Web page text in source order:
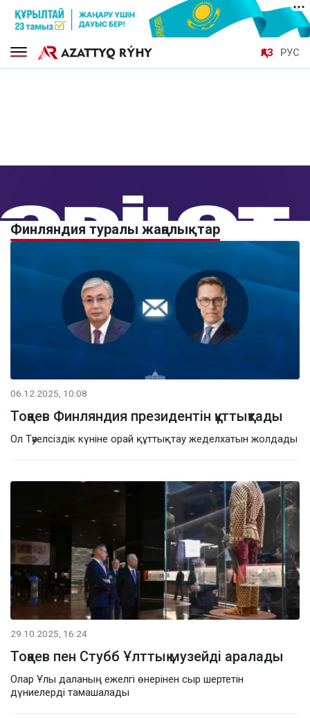
ҚАЗ РУС
Финляндия туралы жаңалықтар
06.12.2025, 10:08
Тоқаев Финляндия президентін құттықтады
Ол Тәуелсіздік күніне орай құттықтау жеделхатын жолдады
29.10.2025, 16:24
Тоқаев пен Стубб Ұлттық музейді аралады
Олар Ұлы даланың ежелгі өнерінен сыр шертетін
дүниелерді тамашалады